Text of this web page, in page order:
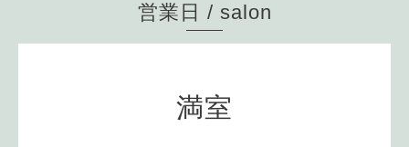
営業日 / salon
満室